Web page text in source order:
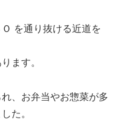
を通り抜ける近道を
ます。
、お弁当やお惣菜が多
た。